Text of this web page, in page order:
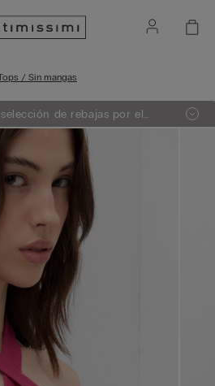
/ Sin mangas
de rebajas por el
aplicará automáticamente